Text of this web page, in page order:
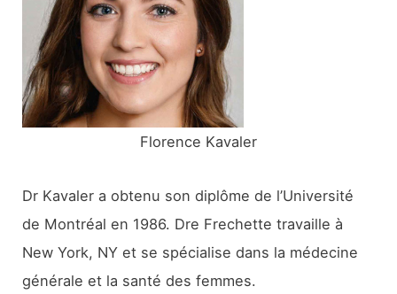
:
Florence Kavaler
Dr Kavaler a obtenu son diplôme de l’Université
de Montréal en 1986. Dre Frechette travaille à
New York, NY et se spécialise dans la médecine
générale et la santé des femmes.